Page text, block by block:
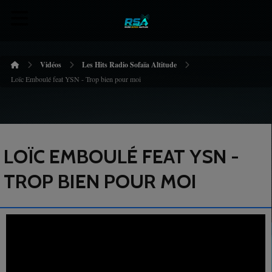
Vidéos Les Hits Radio Sofaïa Altitude
Loïc Emboulé feat YSN - Trop bien pour moi
LOÏC EMBOULÉ FEAT YSN -
TROP BIEN POUR MOI